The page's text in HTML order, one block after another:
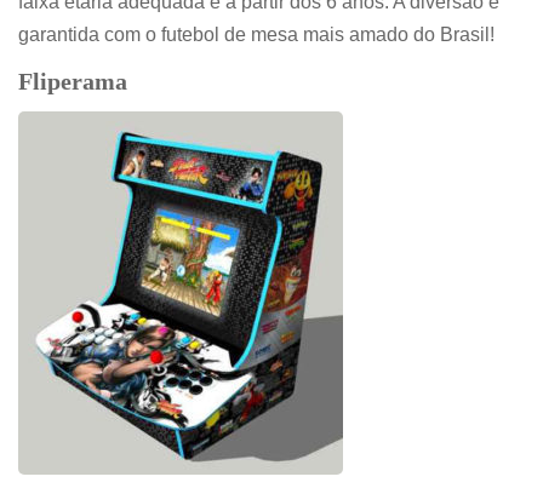
garantida com o futebol de mesa mais amado do Brasil!
Fliperama